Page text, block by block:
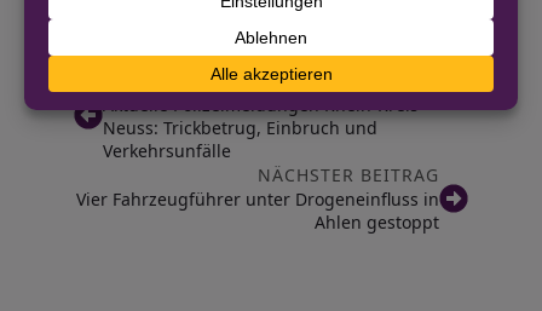
VORHERIGER BEITRAG
Aktuelle Polizeimeldungen Rhein-Kreis
Neuss: Trickbetrug, Einbruch und
Verkehrsunfälle
NÄCHSTER BEITRAG
Vier Fahrzeugführer unter Drogeneinfluss in
Ahlen gestoppt